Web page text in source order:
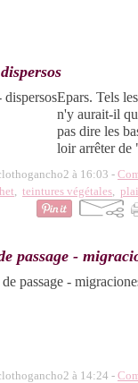
Epars. Tels
n'y aurait-il
pas dire les
loir arrêter de
à 16:03 -
, teintures végétales,
passage -
à 14:24 -